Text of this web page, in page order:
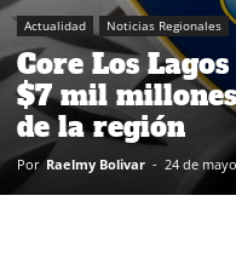
Actualidad Noticias Regionales
Core Los
$7 mil
de la región
Por Raelmy Bolivar - 24 de